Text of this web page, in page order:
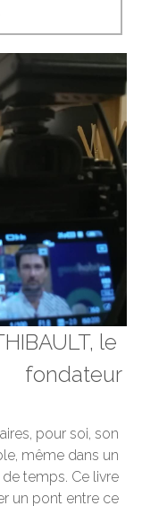
le
fondateur
pour soi, son
même dans un
temps. Ce livre
un pont entre ce